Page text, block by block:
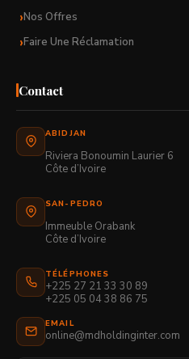
Nos Offres
Faire Une Réclamation
Contact
ABIDJAN
Riviera Bonoumin Laurier 6
Côte d’Ivoire
SAN-PEDRO
Immeuble Orabank
Côte d’Ivoire
TÉLÉPHONES
+225 27 21 33 30 89
+225 05 04 38 86 75
EMAIL
online@mdholdinginter.com